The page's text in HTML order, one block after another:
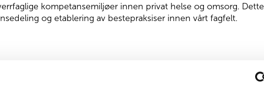
kompetansemiljøer innen privat helse og omsorg. Dette
og etablering av bestepraksiser innen vårt fagfelt.
at vi hele tiden har jobbet med å skape en kultur for kvalitet. Vi
og rutiner for kvalitetsarbeid, vært foregangsbedrift når det
fagmiljøet vårt til nytenking og innovasjon. Dette høres